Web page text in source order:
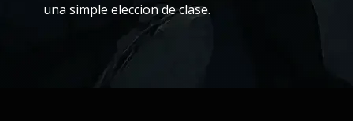
una simple eleccion de clase.